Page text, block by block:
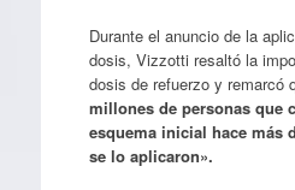
Durante el anuncio de la
dosis, Vizzotti resaltó la
dosis de refuerzo y remarcó
millones de personas que
esquema inicial hace más
se lo aplicaron».